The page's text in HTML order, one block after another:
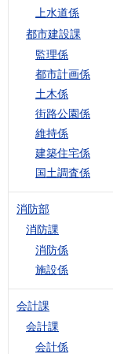
上水道係
都市建設課
監理係
都市計画係
土木係
街路公園係
維持係
建築住宅係
国土調査係
消防部
消防課
消防係
施設係
会計課
会計課
会計係